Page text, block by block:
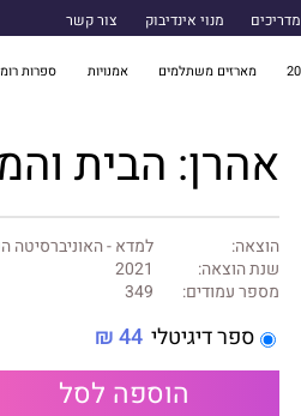
מדריכים מנוי אינדיבוק צור קשר
מארזים משתלמים אמנויות ספרות
אהרן: הבית
הוצאה:
למדא - האוניברסיטה
שנת הוצאה:
2021
מספר עמודים:
349
ספר דיגיטלי 44 ₪
הוספה לסל